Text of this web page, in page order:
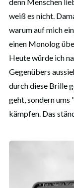
weiß es nicht.
warum auf mich
einen Monolog
Heute würde ich
Gegenübers
durch diese Brille
geht, sondern ums
kämpfen. Das